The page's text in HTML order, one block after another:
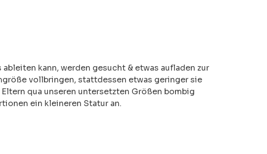
kann, werden gesucht & etwas aufladen zur
vollbringen, stattdessen etwas geringer sie
qua unseren untersetzten Größen bombig
ein kleineren Statur an.